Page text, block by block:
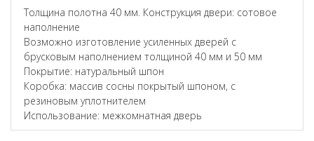
Толщина полотна 40 мм. Конструкция двери: сотовое
наполнение
Возможно изготовление усиленных дверей с
брусковым наполнением толщиной 40 мм и 50 мм
Покрытие: натуральный шпон
Коробка: массив сосны покрытый шпоном, с
резиновым уплотнителем
Использование: межкомнатная дверь